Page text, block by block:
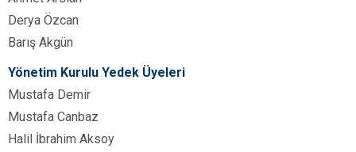
Derya Özcan
Barış Akgün
Yönetim Kurulu Yedek Üyeleri
Mustafa Demir
Mustafa Canbaz
Halil İbrahim Aksoy